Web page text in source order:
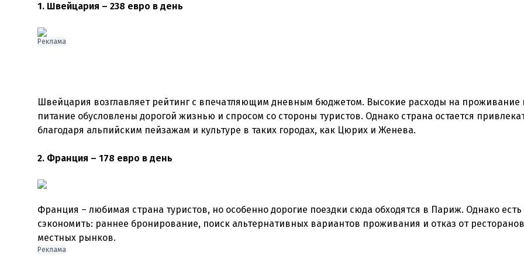
1. Швейцария – 238 евро в день
Реклама
Швейцария возглавляет рейтинг с впечатляющим дневным бюджетом. Высокие расходы на проживание
питание обусловлены дорогой жизнью и спросом со стороны туристов. Однако страна остается
благодаря альпийским пейзажам и культуре в таких городах, как Цюрих и Женева.
2. Франция – 178 евро в день
Франция – любимая страна туристов, но особенно дорогие поездки сюда обходятся в Париж. Однако
сэкономить: раннее бронирование, поиск альтернативных вариантов проживания и отказ от
местных рынков.
Реклама